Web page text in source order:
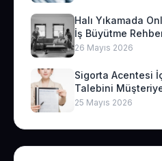
Halı Yıkamada
İş Büyütme
26 Mayıs 2026
Sigorta Acentesi
Talebini
25 Mayıs 2026